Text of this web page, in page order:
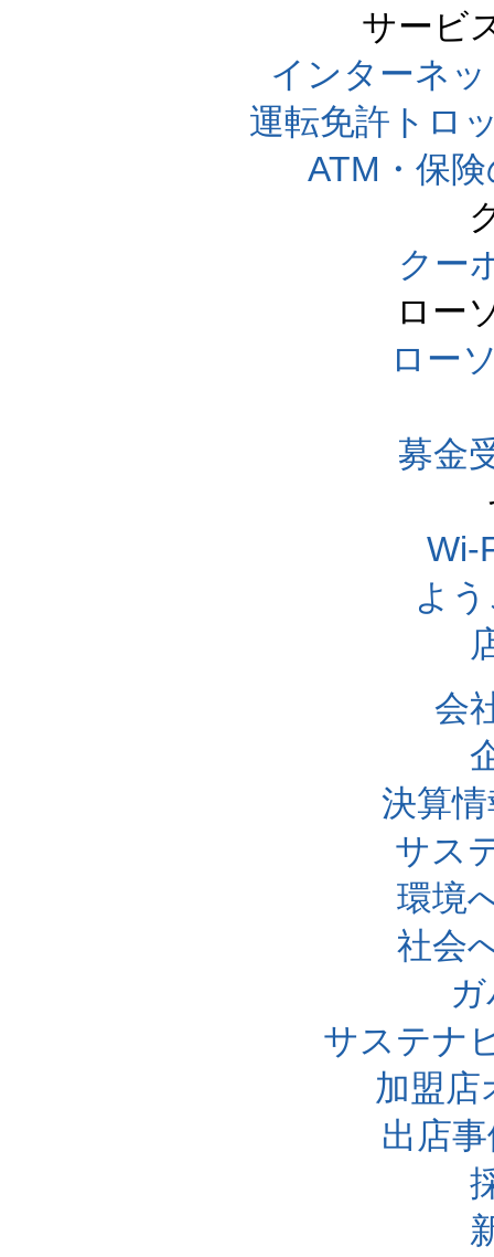
サービ
インターネ
運転免許トロ
ATM・保
クー
ロー
ロー
募金
Wi-
よ
会
決算
サス
環境
社会
サステナ
加盟店
出店